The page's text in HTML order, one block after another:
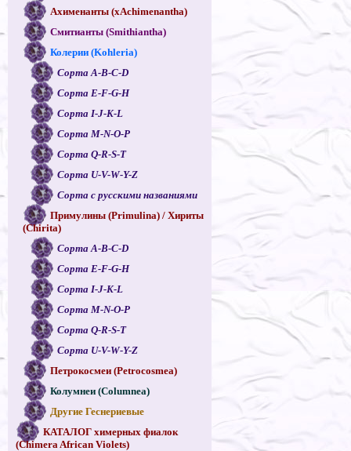
Ахименанты (xAchimenantha)
Смитианты (Smithiantha)
Колерии (Kohleria)
Сорта A-B-C-D
Сорта E-F-G-H
Сорта I-J-K-L
Сорта M-N-O-P
Сорта Q-R-S-T
Сорта U-V-W-Y-Z
Сорта с русскими названиями
Примулины (Primulina) / Хириты
(Chirita)
Сорта A-B-C-D
Сорта E-F-G-H
Сорта I-J-K-L
Сорта M-N-O-P
Сорта Q-R-S-T
Сорта U-V-W-Y-Z
Петрокосмеи (Petrocosmea)
Колумнеи (Columnea)
Другие Геснериевые
КАТАЛОГ химерных фиалок
(Chimera African Violets)